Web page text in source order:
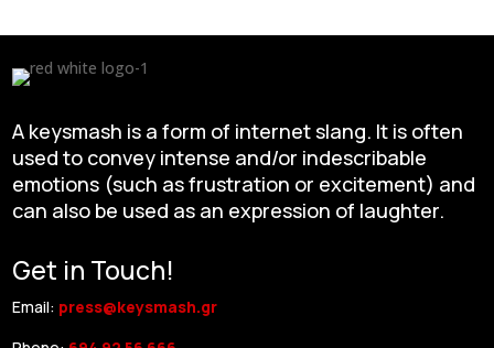
A keysmash is a form of internet slang. It is often
used to convey intense and/or indescribable
emotions (such as frustration or excitement) and
can also be used as an expression of laughter.
Get in Touch!
Email: press@keysmash.gr